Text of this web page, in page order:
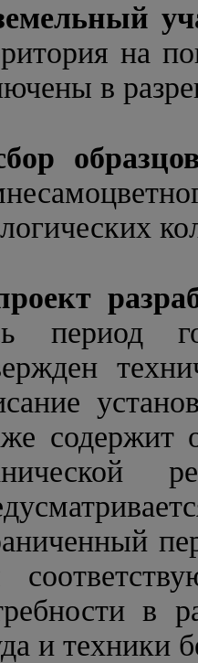
на
в
период
содержит
в
и техники